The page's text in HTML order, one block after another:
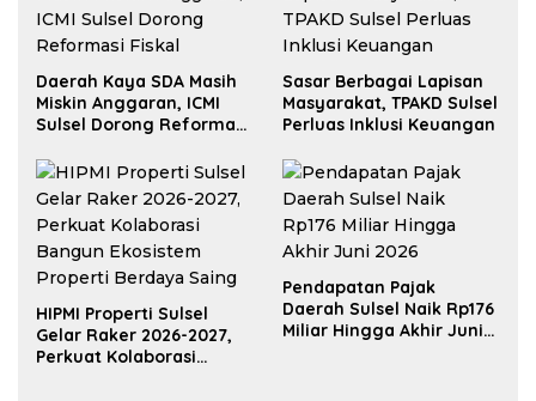
Daerah Kaya SDA Masih
Miskin Anggaran, ICMI
Sulsel Dorong Reformasi
Sasar Berbagai Lapisan
Masyarakat, TPAKD Sulsel
Perluas Inklusi Keuangan
HIPMI Properti Sulsel
Gelar Raker 2026-2027,
Perkuat Kolaborasi
Pendapatan Pajak
Daerah Sulsel Naik Rp176
Miliar Hingga Akhir Juni